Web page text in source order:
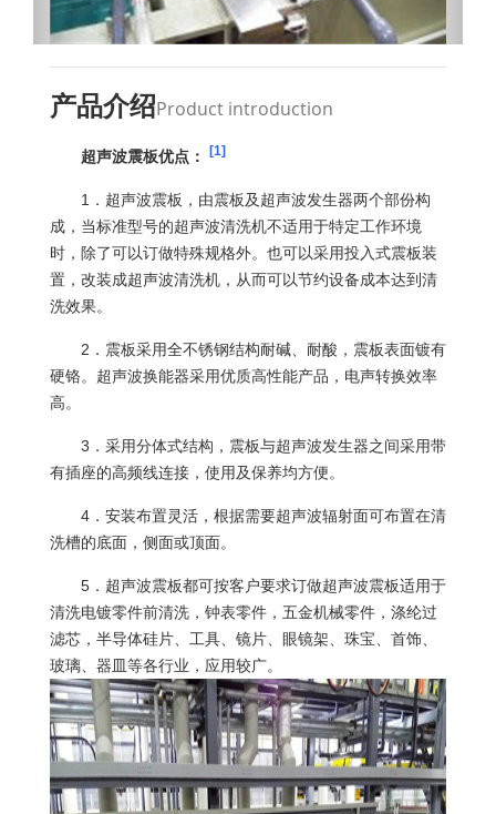
产品介绍Product introduction
超声波震板优点： [1]
1．超声波震板，由震板及超声波发生器两个部份构
成，当标准型号的超声波清洗机不适用于特定工作环境
时，除了可以订做特殊规格外。也可以采用投入式震板装
置，改装成超声波清洗机，从而可以节约设备成本达到清
洗效果。
2．震板采用全不锈钢结构耐碱、耐酸，震板表面镀有
硬铬。超声波换能器采用优质高性能产品，电声转换效率
高。
3．采用分体式结构，震板与超声波发生器之间采用带
有插座的高频线连接，使用及保养均方便。
4．安装布置灵活，根据需要超声波辐射面可布置在清
洗槽的底面，侧面或顶面。
5．超声波震板都可按客户要求订做超声波震板适用于
清洗电镀零件前清洗，钟表零件，五金机械零件，涤纶过
滤芯，半导体硅片、工具、镜片、眼镜架、珠宝、首饰、
玻璃、器皿等各行业，应用较广。